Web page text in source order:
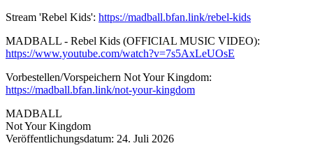
Stream 'Rebel Kids': https://madball.bfan.link/rebel-kids
MADBALL - Rebel Kids (OFFICIAL MUSIC VIDEO):
https://www.youtube.com/watch?v=7s5AxLeUOsE
Vorbestellen/Vorspeichern Not Your Kingdom:
https://madball.bfan.link/not-your-kingdom
MADBALL
Not Your Kingdom
Veröffentlichungsdatum: 24. Juli 2026